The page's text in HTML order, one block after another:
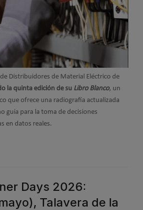
Distribuidores de Material Eléctrico de
la quinta edición de su Libro Blanco, un
que ofrece una radiografía actualizada
guía para la toma de decisiones
en datos reales.
Days 2026:
Talavera de la